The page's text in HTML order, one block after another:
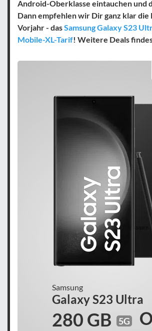
Android-Oberklasse eintauchen und
Dann empfehlen wir Dir ganz klar die
Vorjahr - dasSamsung Galaxy S23
Mobile-XL-Tarif! Weitere Deals
Samsung
Galaxy S23 Ultra
280 GB 5G